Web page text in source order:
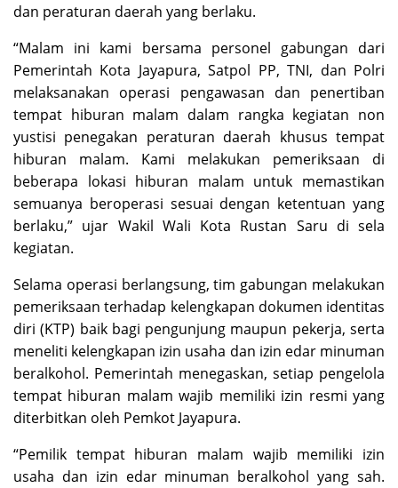
dan peraturan daerah yang berlaku.
“Malam ini kami bersama personel gabungan dari
Pemerintah Kota Jayapura, Satpol PP, TNI, dan Polri
melaksanakan operasi pengawasan dan penertiban
tempat hiburan malam dalam rangka kegiatan non
yustisi penegakan peraturan daerah khusus tempat
hiburan malam. Kami melakukan pemeriksaan di
beberapa lokasi hiburan malam untuk memastikan
semuanya beroperasi sesuai dengan ketentuan yang
berlaku,” ujar Wakil Wali Kota Rustan Saru di sela
kegiatan.
Selama operasi berlangsung, tim gabungan melakukan
pemeriksaan terhadap kelengkapan dokumen identitas
diri (KTP) baik bagi pengunjung maupun pekerja, serta
meneliti kelengkapan izin usaha dan izin edar minuman
beralkohol. Pemerintah menegaskan, setiap pengelola
tempat hiburan malam wajib memiliki izin resmi yang
diterbitkan oleh Pemkot Jayapura.
“Pemilik tempat hiburan malam wajib memiliki izin
usaha dan izin edar minuman beralkohol yang sah.